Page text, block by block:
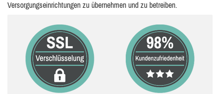
Versorgungseinrichtungen zu übernehmen und zu betreiben.